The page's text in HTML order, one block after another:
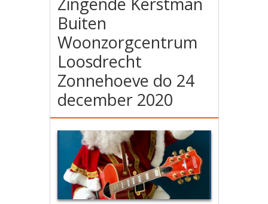
Buiten
Woonzorgcentrum
Loosdrecht
Zonnehoeve do 24
december 2020